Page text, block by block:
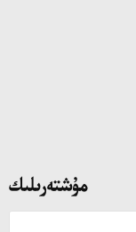
مۇشتەرىلىك